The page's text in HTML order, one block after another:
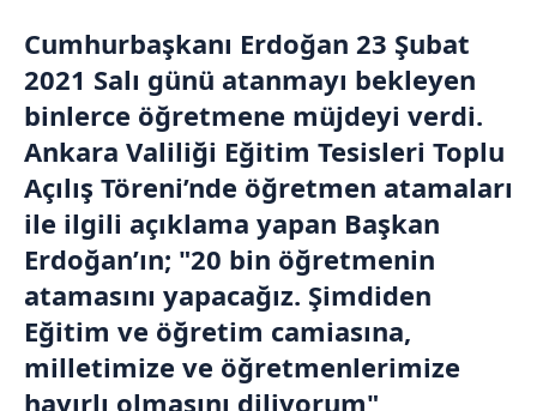
Cumhurbaşkanı Erdoğan 23 Şubat
2021 Salı günü atanmayı bekleyen
binlerce öğretmene müjdeyi verdi.
Ankara Valiliği Eğitim Tesisleri Toplu
Açılış Töreni’nde öğretmen atamaları
ile ilgili açıklama yapan Başkan
Erdoğan’ın; "20 bin öğretmenin
atamasını yapacağız. Şimdiden
Eğitim ve öğretim camiasına,
milletimize ve öğretmenlerimize
hayırlı olmasını diliyorum"